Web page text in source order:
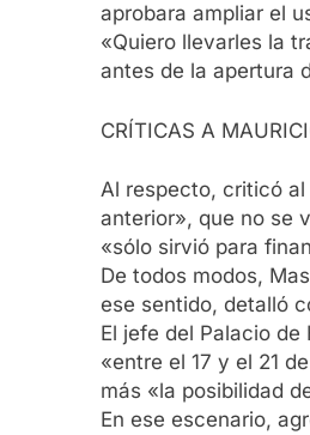
aprobara ampliar el
«Quiero llevarles la
antes de la apertura
CRÍTICAS A
Al respecto, criticó al
anterior», que no se
«sólo sirvió para
De todos modos,
ese sentido, detalló
El jefe del Palacio
«entre el 17 y el 21
más «la posibilidad
En ese escenario,